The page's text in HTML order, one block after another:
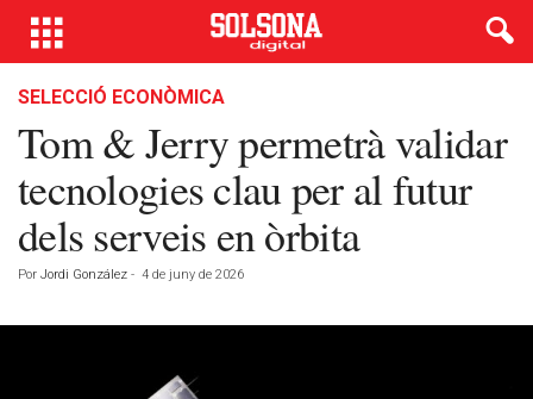
SELECCIÓ ECONÒMICA
Tom & Jerry permetrà validar
tecnologies clau per al futur
dels serveis en òrbita
Por Jordi González - 4 de juny de 2026